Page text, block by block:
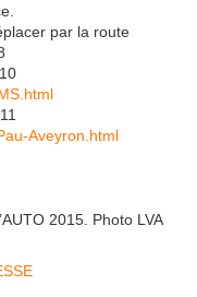
par la route
Aveyron.html
2015. Photo LVA